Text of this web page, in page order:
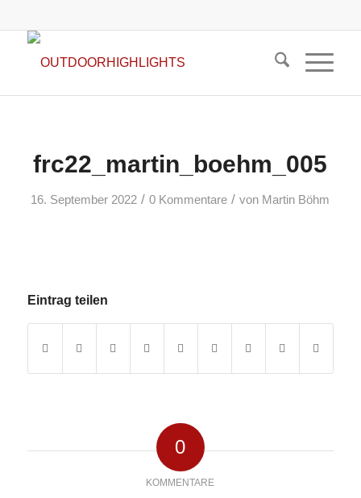
frc22_martin_boehm_005
16. September 2022 / 0 Kommentare / von Martin Böhm
Eintrag teilen
0
KOMMENTARE